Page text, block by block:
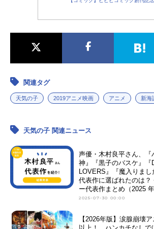
関連タグ
天気の子 2019アニメ映画 アニメ 新海
天気の子 関連ニュース
声優・木村良平さん、
神』『黒子のバスケ』『
LOVERS』『魔入りま
代表作に選ばれたのは？
ー代表作まとめ（2025 年
2025-07-30 00:00
【2026年版】涙腺崩壊